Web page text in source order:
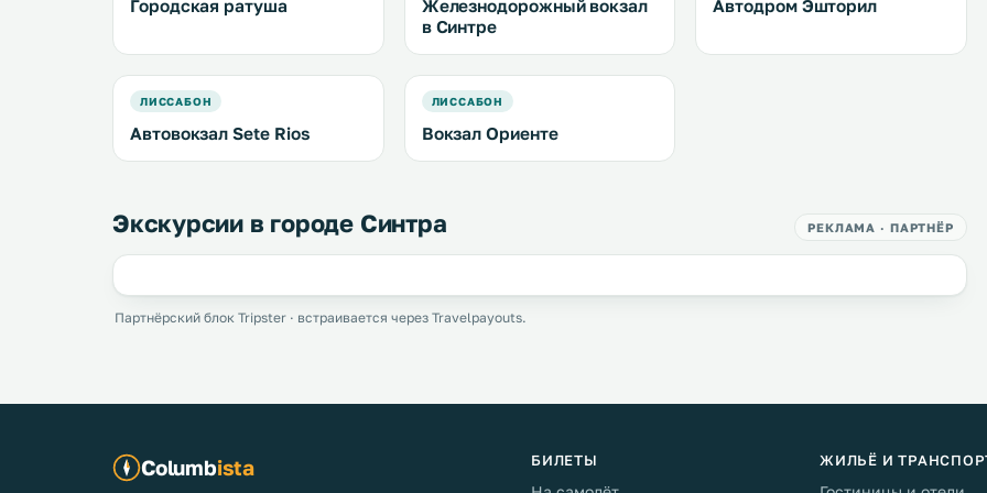
Городская ратуша
Железнодорожный вокзал
в Синтре
Автодром Эшторил
ЛИССАБОН
Автовокзал Sete Rios
ЛИССАБОН
Вокзал Ориенте
Экскурсии в городе Синтра РЕКЛАМА · ПАРТНЁР
Партнёрский блок Tripster · встраивается через Travelpayouts.
Columbista БИЛЕТЫ ЖИЛЬЁ И